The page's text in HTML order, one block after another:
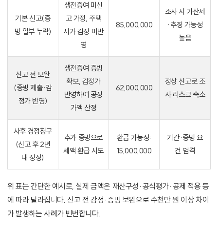
기본 신고(증
빙 일부 누락)
생전증여 미신
고 가정, 주택
시가 감정 미반
영
85,000,000
조사 시 가산세
·추징 가능성
높음
신고 전 보완
(증빙 제출·감
정가 반영)
생전증여 증빙
확보, 감정가
반영하여 공정
가액 산정
62,000,000
정상 신고로 조
사 리스크 축소
사후 경정청구
(신고 후 2년
내 정정)
추가 증빙으로
세액 환급 시도
환급 가능성:
15,000,000
기간·증빙 요
건 엄격
위 표는 간단한 예시로, 실제 금액은 재산구성·공식평가·공제 적용 등
에 따라 달라집니다. 신고 전 감정·증빙 보완으로 수천만 원 이상 차이
가 발생하는 사례가 빈번합니다.